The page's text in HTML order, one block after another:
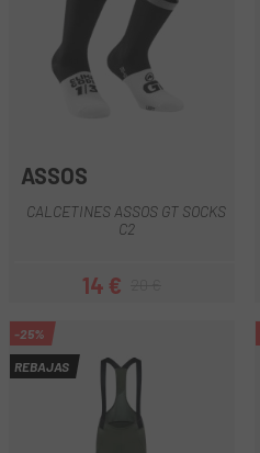
ASSOS
CALCETINES ASSOS GT SOCKS
C2
Precio
14 €Precio regular
-25%
REBAJAS